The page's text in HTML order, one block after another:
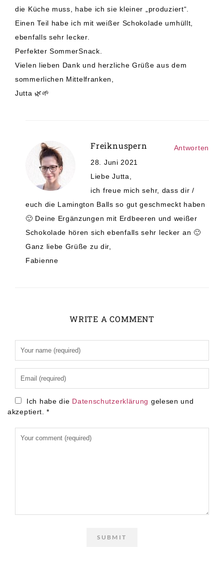
die Küche muss, habe ich sie kleiner „produziert“.
Einen Teil habe ich mit weißer Schokolade umhüllt,
ebenfalls sehr lecker.
Perfekter SommerSnack.
Vielen lieben Dank und herzliche Grüße aus dem
sommerlichen Mittelfranken,
Jutta 🌿🌱
Freiknuspern
28. Juni 2021
Liebe Jutta,
ich freue mich sehr, dass dir /
euch die Lamington Balls so gut geschmeckt haben
🙂 Deine Ergänzungen mit Erdbeeren und weißer
Schokolade hören sich ebenfalls sehr lecker an 🙂
Ganz liebe Grüße zu dir,
Fabienne
Antworten
WRITE A COMMENT
Ich habe die Datenschutzerklärung gelesen und
akzeptiert.
*